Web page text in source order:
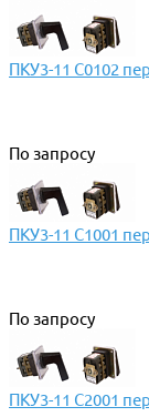
ПКУ3-11 С0102
По запросу
ПКУ3-11 С1001
По запросу
ПКУ3-11 С2001